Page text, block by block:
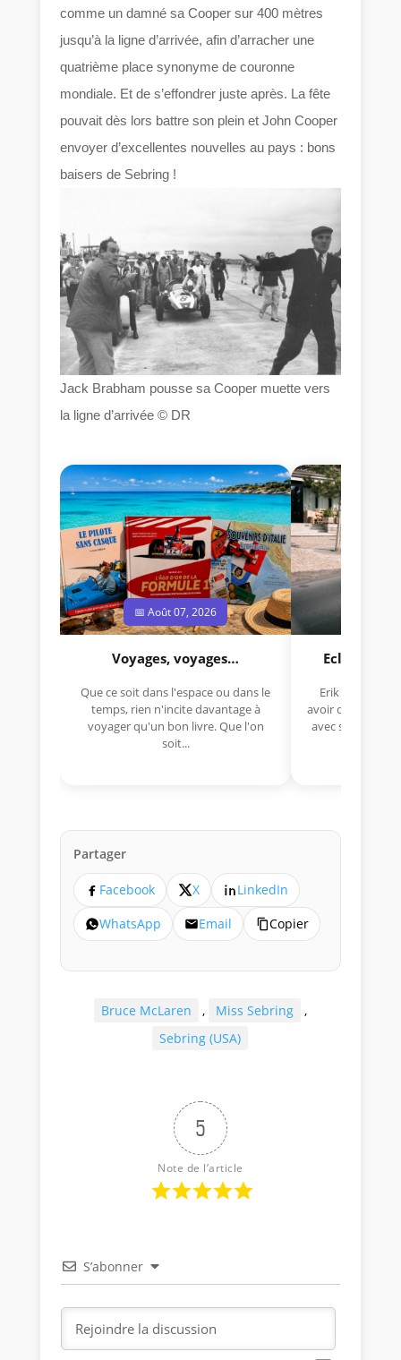
comme un damné sa Cooper sur 400 mètres
jusqu’à la ligne d’arrivée, afin d’arracher une
quatrième place synonyme de couronne
mondiale. Et de s’effondrer juste après. La fête
pouvait dès lors battre son plein et John Cooper
envoyer d’excellentes nouvelles au pays : bons
baisers de Sebring !
Jack Brabham pousse sa Cooper muette vers
la ligne d’arrivée © DR
📅 Août 07, 2026
Voyages, voyages…
Que ce soit dans l'espace ou dans le
temps, rien n'incite davantage à
voyager qu'un bon livre. Que l'on
soit...
Eclectica
Erik Comas,
avoir déjà
avec sa Lancia
Partager
Facebook X
LinkedIn
WhatsApp
Email Copier
Bruce McLaren , Miss Sebring
,
Sebring (USA)
5
Note de l’article
S’abonner